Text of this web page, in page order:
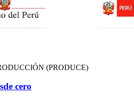
(PRODUCE)
cero